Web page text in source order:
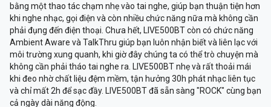
bằng một thao tác chạm nhẹ vào tai nghe, giúp bạn thuận tiện hơn
khi nghe nhạc, gọi điện và còn nhiều chức năng nữa mà không cần
phải đụng đến điện thoại. Chưa hết, LIVE500BT còn có chức năng
Ambient Aware và TalkThru giúp bạn luôn nhận biết và liên lạc với
môi trường xung quanh, khi giờ đây chúng ta có thể trò chuyện mà
không cần phải tháo tai nghe ra. LIVE500BT nhẹ và rất thoải mái
khi đeo nhờ chất liệu đệm mềm, tận hưởng 30h phát nhạc liên tục
và chỉ mất 2h để sạc đầy. LIVE500BT đã sẵn sàng "ROCK" cùng bạn
cả ngày dài năng động.